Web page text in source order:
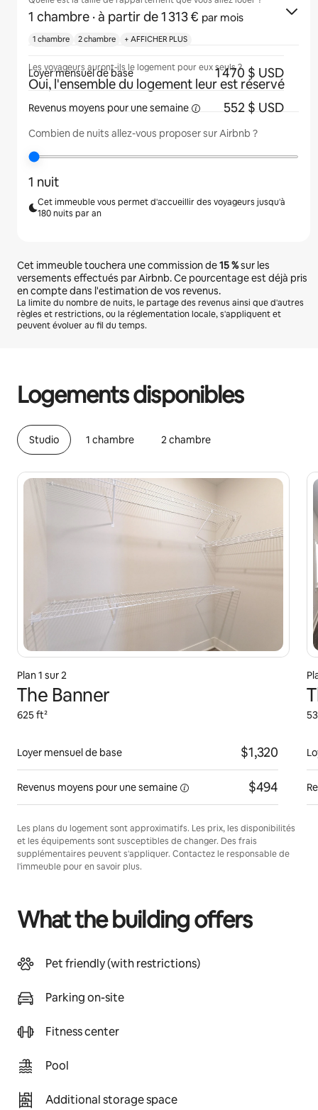
1 chambre · à partir de 1 313 € par mois
Les voyageurs auront-ils le logement pour eux seuls ?
Oui, l'ensemble du logement leur est réservé
Combien de nuits allez-vous proposer sur Airbnb ?
1 nuit
Cet immeuble vous permet d'accueillir des voyageurs jusqu'à
180 nuits par an
Cet immeuble touchera une commission de15 %sur les
versements effectués par Airbnb. Ce pourcentage est déjà pris
en compte dans l'estimation de vos revenus.
La limite du nombre de nuits, le partage des revenus ainsi que d'autres
règles et restrictions, ou la réglementation locale, s'appliquent et
peuvent évoluer au fil du temps.
Logements disponibles
Studio 1 chambre 2 chambre
Plan 1 sur 2
The Banner
625 ft²
Loyer mensuel de base $1,320
Revenus moyens pour unesemaine $494
Les plans du logement sont approximatifs. Les prix, les disponibilités
et les équipements sont susceptibles de changer. Des frais
supplémentaires peuvent s'appliquer. Contactez le responsable de
l'immeuble pour en savoir plus.
What the building offers
Pet friendly (with restrictions)
Parking on-site
Fitness center
Pool
Additional storage space
1 chambre 2 chambre + AFFICHER PLUS
Loyer mensuel de base 1 470 $ USD
Revenus moyens pour unesemaine 552 $ USD